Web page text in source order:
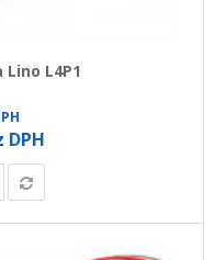
L4P1
DPH